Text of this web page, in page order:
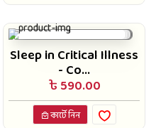
Sleep in Critical Illness
- Co...
৳ 590.00
কার্টে নিন